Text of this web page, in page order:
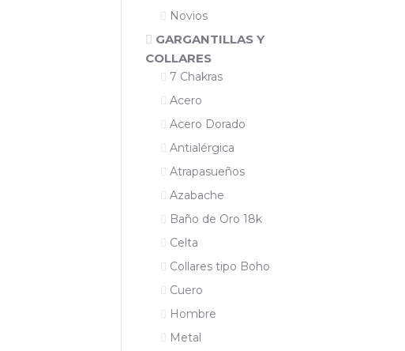
Novios
GARGANTILLAS Y
COLLARES
7 Chakras
Acero
Acero Dorado
Antialérgica
Atrapasueños
Azabache
Baño de Oro 18k
Celta
Collares tipo Boho
Cuero
Hombre
Metal